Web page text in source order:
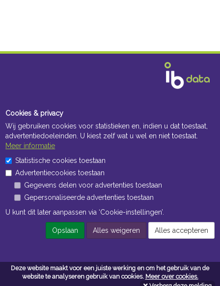
Deze website maakt voor een juiste werking en om het gebruik van de
website te analyseren gebruik van cookies. Meer over cookies.
Openingstijden Kantoor
ma t/m vr 8:30 uur tot 17:00 uur
Openingstijden Magazijn
ma t/m vr 7:00 uur tot 16:30 uur
Algemene voorwaarden
Cookies & privacy
Wij gebruiken cookies voor statistieken en, indien u dat toestaat,
advertentiedoeleinden. U kiest zelf wat u wel en niet toestaat.
Meer informatie
Statistische cookies toestaan
Advertentiecookies toestaan
Gegevens delen voor advertenties toestaan
Gepersonaliseerde advertenties toestaan
U kunt dit later aanpassen via ‘Cookie-instellingen’.
Opslaan Alles weigeren Alles accepteren